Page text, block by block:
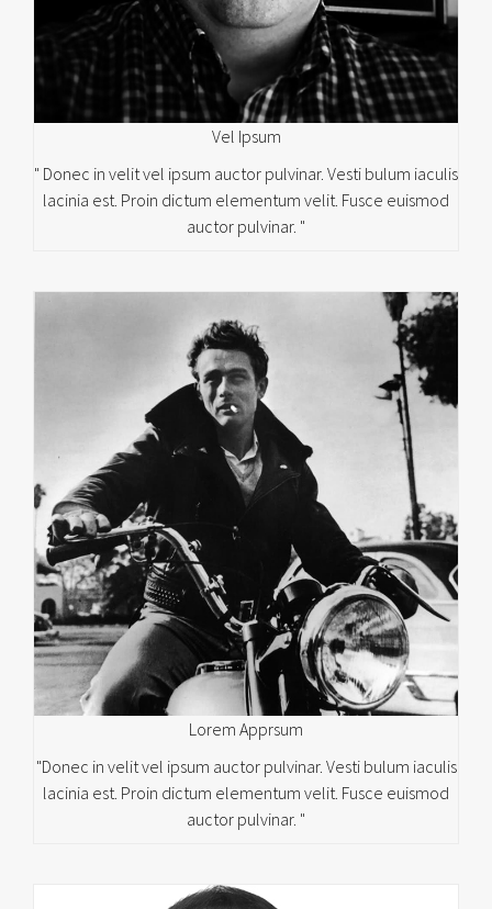
Vel Ipsum
" Donec in velit vel ipsum auctor pulvinar. Vesti bulum iaculis
lacinia est. Proin dictum elementum velit. Fusce euismod
auctor pulvinar. "
Lorem Apprsum
"Donec in velit vel ipsum auctor pulvinar. Vesti bulum iaculis
lacinia est. Proin dictum elementum velit. Fusce euismod
auctor pulvinar. "